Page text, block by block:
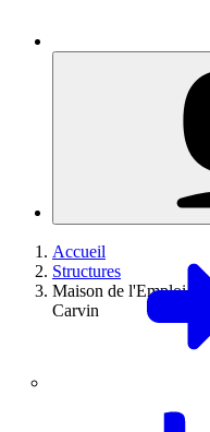
Accueil
Structures
Maison de l'Emploi et
Carvin